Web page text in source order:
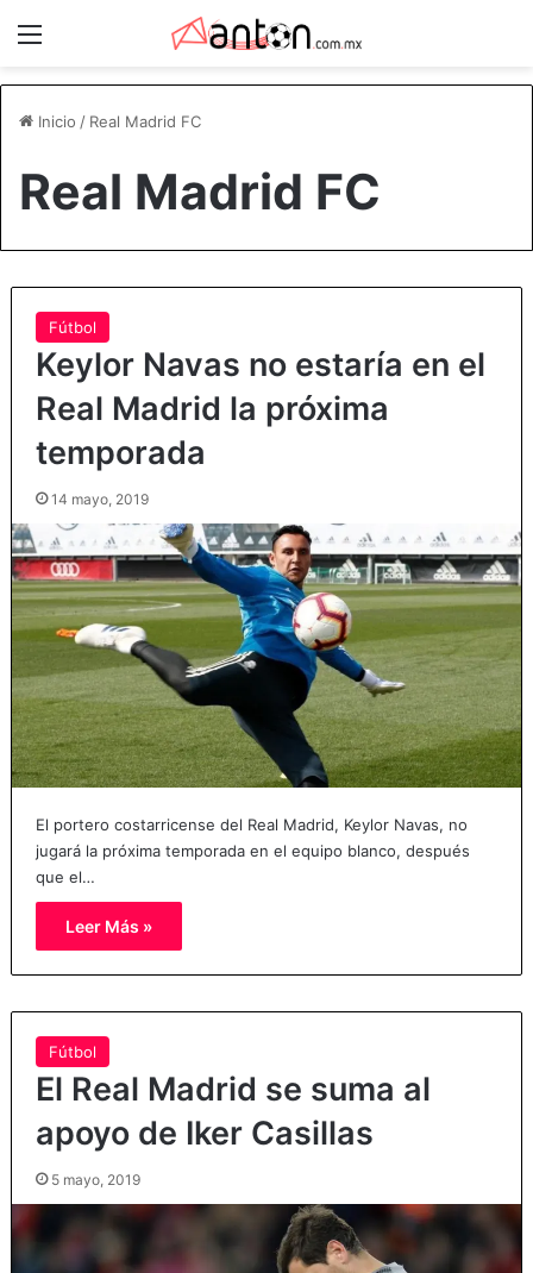
Inicio / Real Madrid FC
Real Madrid FC
Fútbol
Keylor Navas no estaría en el
Real Madrid la próxima
temporada
14 mayo, 2019
El portero costarricense del Real Madrid, Keylor Navas, no
jugará la próxima temporada en el equipo blanco, después
que el…
Leer Más »
Fútbol
El Real Madrid se suma al
apoyo de Iker Casillas
5 mayo, 2019